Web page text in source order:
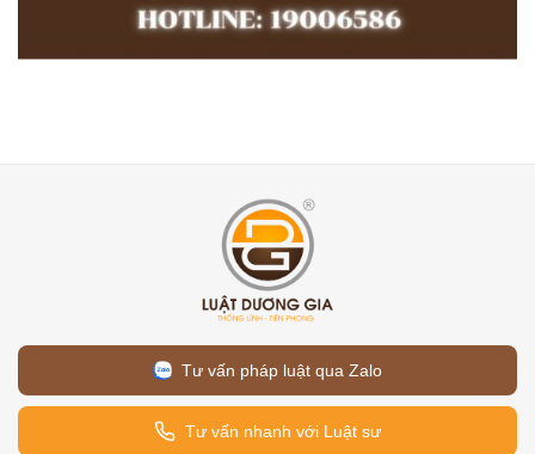
Tư vấn pháp luật qua Zalo
Tư vấn nhanh với Luật sư